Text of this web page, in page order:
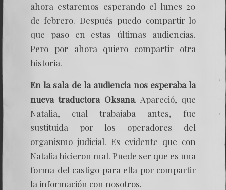
ahora estaremos esperando el lunes 20
de febrero. Después puedo compartir lo
que paso en estas últimas audiencias.
Pero por ahora quiero compartir otra
historia.
En la sala de la audiencia nos esperaba la
nueva traductora Oksana. Apareció, que
Natalia, cual trabajaba antes, fue
sustituida por los operadores del
organismo judicial. Es evidente que con
Natalia hicieron mal. Puede ser que es una
forma del castigo para ella por compartir
la información con nosotros.